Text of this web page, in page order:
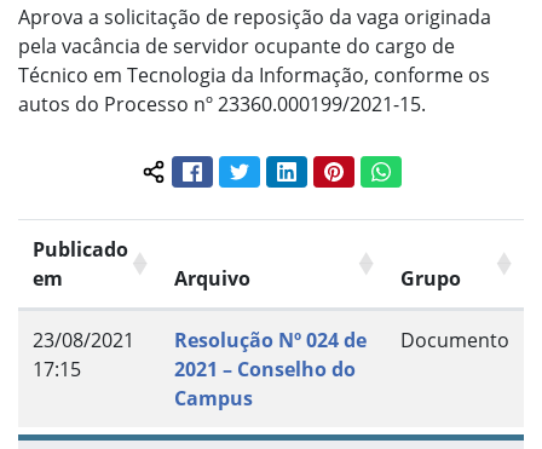
Aprova a solicitação de reposição da vaga originada
pela vacância de servidor ocupante do cargo de
Técnico em Tecnologia da Informação, conforme os
autos do Processo nº 23360.000199/2021-15.
Compartilhar conteúdo:
FacebookTwitterLinkedInPinterestWhatsApp
Publicado
em
Arquivo Grupo
23/08/2021
17:15
Resolução Nº 024 de
2021 – Conselho do
Campus
Documento